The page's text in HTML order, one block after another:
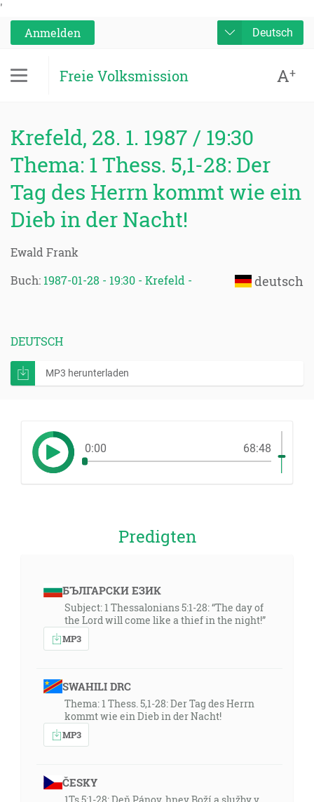
'
Anmelden
Deutsch
Freie Volksmission A+
Krefeld, 28. 1. 1987 / 19:30
Thema: 1 Thess. 5,1-28: Der
Tag des Herrn kommt wie ein
Dieb in der Nacht!
Ewald Frank
deutsch
Buch: 1987-01-28 - 19:30 - Krefeld -
DEUTSCH
MP3 herunterladen
0:00 68:48
Predigten
БЪЛГАРСКИ ЕЗИК
Subject: 1 Thessalonians 5:1-28: “The day of
the Lord will come like a thief in the night!”
MP3
SWAHILI DRC
Thema: 1 Thess. 5,1-28: Der Tag des Herrn
kommt wie ein Dieb in der Nacht!
MP3
ČESKY